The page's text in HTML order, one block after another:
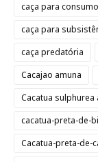
caça para consumo
caça para
caça predatória
Cacajao amuna
Cacatua
cacatua-preta-de-
Cacatua-preta-de-